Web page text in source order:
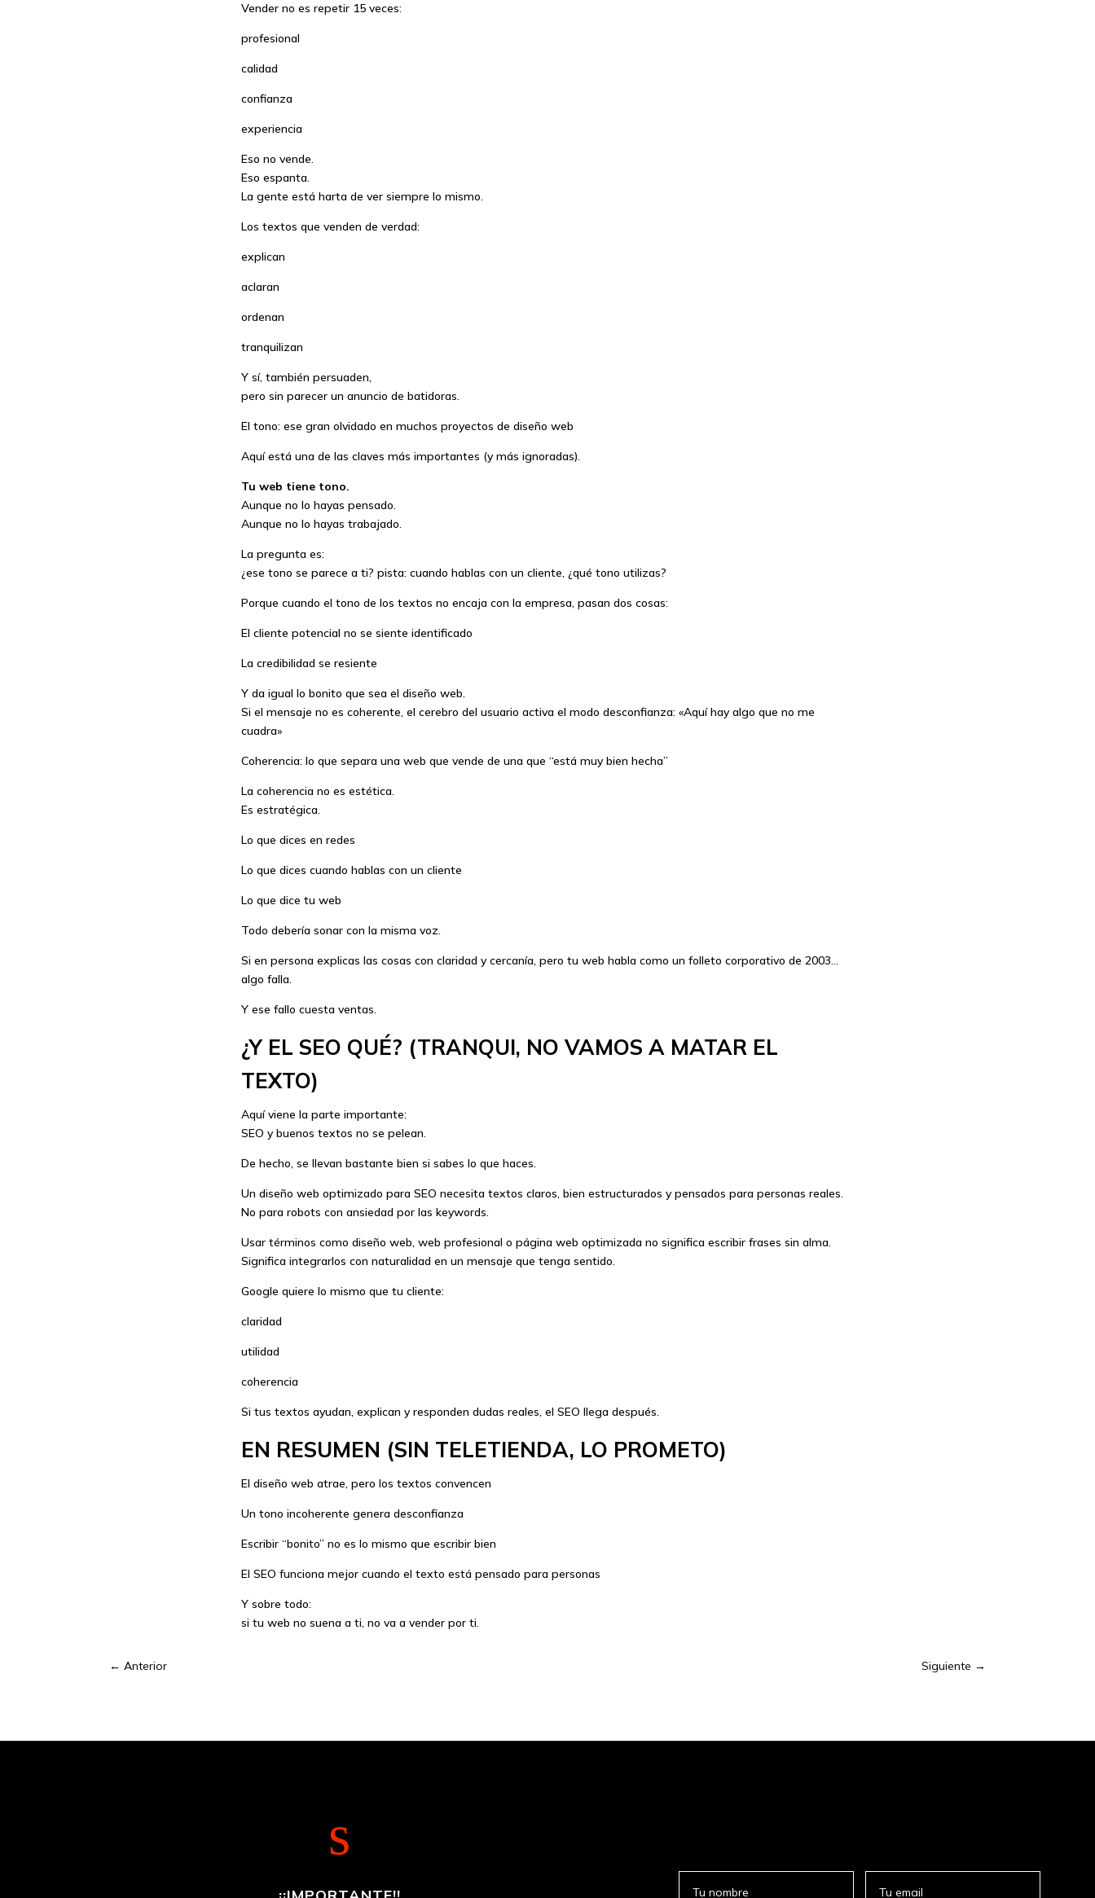
Vender no es repetir 15 veces:
profesional
calidad
confianza
experiencia
Eso no vende.
Eso espanta.
La gente está harta de ver siempre lo mismo.
Los textos que venden de verdad:
explican
aclaran
ordenan
tranquilizan
Y sí, también persuaden,
pero sin parecer un anuncio de batidoras.
El tono: ese gran olvidado en muchos proyectos de diseño web
Aquí está una de las claves más importantes (y más ignoradas).
Tu web tiene tono.
Aunque no lo hayas pensado.
Aunque no lo hayas trabajado.
La pregunta es:
¿ese tono se parece a ti? pista: cuando hablas con un cliente, ¿qué tono utilizas?
Porque cuando el tono de los textos no encaja con la empresa, pasan dos cosas:
El cliente potencial no se siente identificado
La credibilidad se resiente
Y da igual lo bonito que sea el diseño web.
Si el mensaje no es coherente, el cerebro del usuario activa el modo desconfianza: «Aquí hay algo que no me
cuadra»
Coherencia: lo que separa una web que vende de una que “está muy bien hecha”
La coherencia no es estética.
Es estratégica.
Lo que dices en redes
Lo que dices cuando hablas con un cliente
Lo que dice tu web
Todo debería sonar con la misma voz.
Si en persona explicas las cosas con claridad y cercanía, pero tu web habla como un folleto corporativo de 2003…
algo falla.
Y ese fallo cuesta ventas.
¿Y EL SEO QUÉ? (TRANQUI, NO VAMOS A MATAR EL
TEXTO)
Aquí viene la parte importante:
SEO y buenos textos no se pelean.
De hecho, se llevan bastante bien si sabes lo que haces.
Un diseño web optimizado para SEO necesita textos claros, bien estructurados y pensados para personas reales.
No para robots con ansiedad por las keywords.
Usar términos como diseño web, web profesional o página web optimizada no significa escribir frases sin alma.
Significa integrarlos con naturalidad en un mensaje que tenga sentido.
Google quiere lo mismo que tu cliente:
claridad
utilidad
coherencia
Si tus textos ayudan, explican y responden dudas reales, el SEO llega después.
EN RESUMEN (SIN TELETIENDA, LO PROMETO)
El diseño web atrae, pero los textos convencen
Un tono incoherente genera desconfianza
Escribir “bonito” no es lo mismo que escribir bien
El SEO funciona mejor cuando el texto está pensado para personas
Y sobre todo:
si tu web no suena a ti, no va a vender por ti.
←Anterior Siguiente →
s